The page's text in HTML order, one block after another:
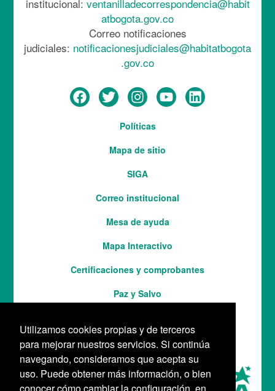
Utilizamos cookies propias y de terceros
para mejorar nuestros servicios. Si continúa
navegando, consideramos que acepta su
uso. Puede obtener más información, o bien
institucional: ventanilladecorrespondencia@habit
atbogota.gov.co
Correo notificaciones
judiciales: notificacionesjudiciales@habitatbogota
.gov.co
Políticas
Mapa de sitio
SIGA
Correo institucional
Mesa de ayuda
Mapa Interactivo
ServicesCertificaciones y comprobantes
Paz y Salvo